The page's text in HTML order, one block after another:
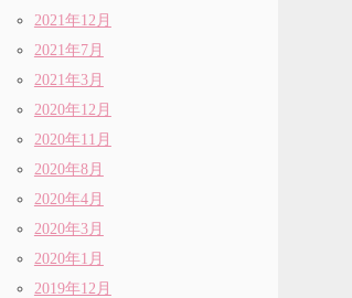
2021年12月
2021年7月
2021年3月
2020年12月
2020年11月
2020年8月
2020年4月
2020年3月
2020年1月
2019年12月